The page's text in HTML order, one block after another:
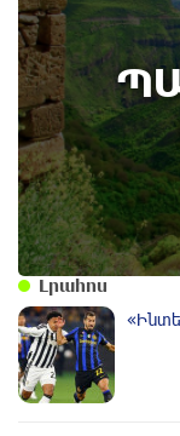
Տեղի է
Լրահոս